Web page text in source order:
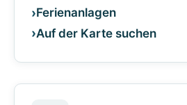
Ferienanlagen
Auf der Karte suchen